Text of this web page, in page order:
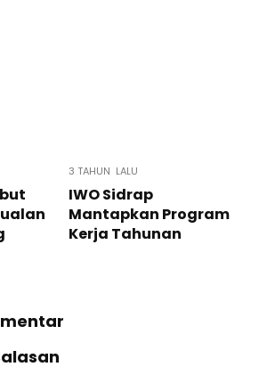
3 TAHUN LALU
IWO Sidrap
Mantapkan Program
Kerja Tahunan